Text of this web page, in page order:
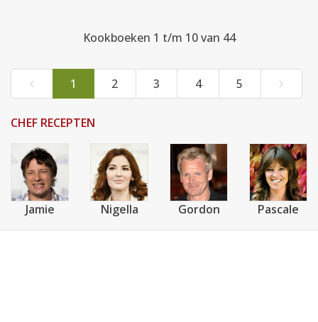
Kookboeken 1 t/m 10 van 44
‹ 1 2 3 4 5 ›
CHEF RECEPTEN
Jamie Nigella Gordon Pascale